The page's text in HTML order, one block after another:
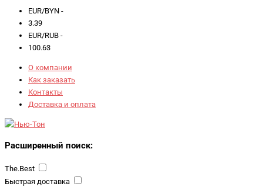
EUR/BYN -
3.39
EUR/RUB -
100.63
О компании
Как заказать
Контакты
Доставка и оплата
Расширенный поиск:
The.Best
Быстрая доставка